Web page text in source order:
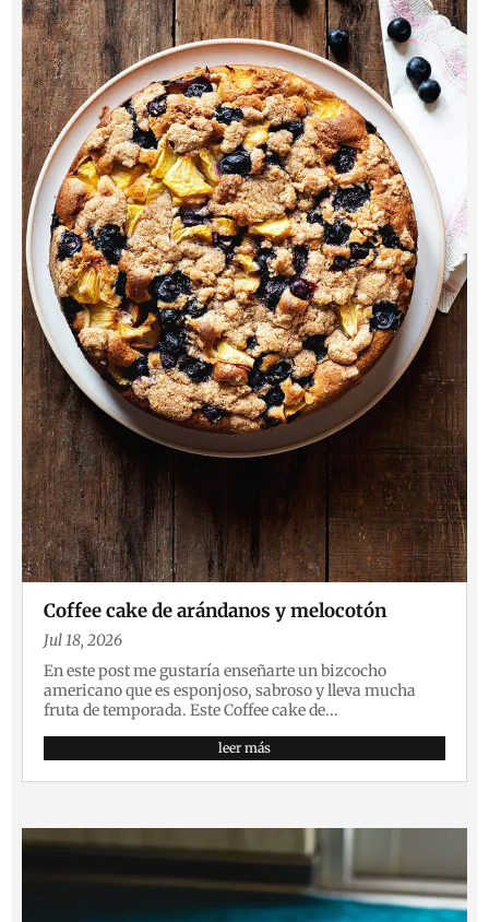
Coffee cake de arándanos y melocotón
Jul 18, 2026
En este post me gustaría enseñarte un bizcocho
americano que es esponjoso, sabroso y lleva mucha
fruta de temporada. Este Coffee cake de...
leer más